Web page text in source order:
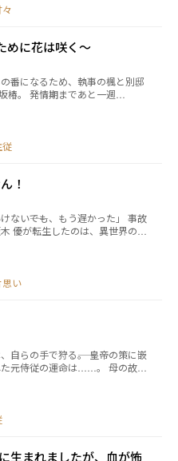
話係である私も同伴すること
、司は何かと私にイジワル、か
して恥ずかしがらせてくるの
けでなく学校
それでも人目を盗んでは事ある
その世話係である私が紡ぐ、半
！！
めに花は咲く～
番になるため、執事の楓と別邸
椿。 発情期まであと一週
でも糸は複雑に絡み合う。
従
！
い――でも、もう遅かった」 事故
優が転生したのは、異世界の名
、彼はただひとりを求め続け
。 すれ違う心がたどり着く、
切なく激しい
思い
自らの手で狩る――。 皇帝の策に嵌
従の運命は……。 母の故国
后狩り』を行うと宣言し、その
公家の門に目印の白羽の矢を立て
的に娘を護衛し、一応は抵抗す
生まれましたが、血が怖